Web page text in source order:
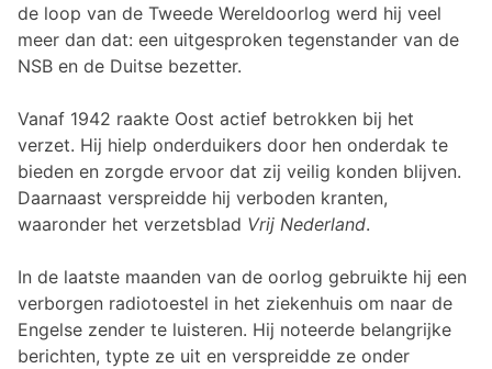
de loop van de Tweede Wereldoorlog werd hij veel
meer dan dat: een uitgesproken tegenstander van de
NSB en de Duitse bezetter.
Vanaf 1942 raakte Oost actief betrokken bij het
verzet. Hij hielp onderduikers door hen onderdak te
bieden en zorgde ervoor dat zij veilig konden blijven.
Daarnaast verspreidde hij verboden kranten,
waaronder het verzetsblad Vrij Nederland.
In de laatste maanden van de oorlog gebruikte hij een
verborgen radiotoestel in het ziekenhuis om naar de
Engelse zender te luisteren. Hij noteerde belangrijke
berichten, typte ze uit en verspreidde ze onder